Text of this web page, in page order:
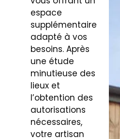
espace
supplémentaire
adapté à vos
besoins. Après
une étude
minutieuse des
lieux et
l’obtention des
autorisations
nécessaires,
votre artisan